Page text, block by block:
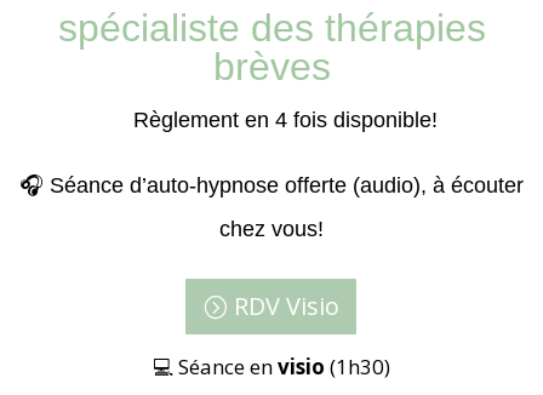
spécialiste des thérapies
brèves
Règlement en 4 fois disponible!
🎧 Séance d’auto-hypnose offerte (audio), à écouter
chez vous!
RDV Visio
💻 Séance envisio (1h30)